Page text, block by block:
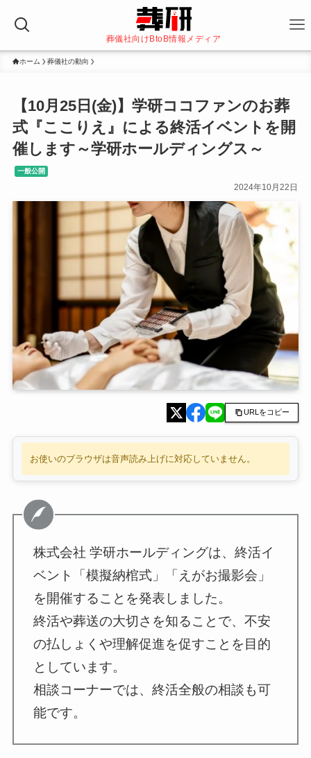
葬儀社向けBtoB情報メディア
ホーム 葬儀社の動向
【10月25日(金)】学研ココファンのお葬
式『ここりえ』による終活イベントを開
催します～学研ホールディングス～
一般公開
2024年10月22日
URLをコピー
お使いのブラウザは音声読み上げに対応していません。
株式会社 学研ホールディングは、終活イ
ベント「模擬納棺式」「えがお撮影会」
を開催することを発表しました。
終活や葬送の大切さを知ることで、不安
の払しょくや理解促進を促すことを目的
としています。
相談コーナーでは、終活全般の相談も可
能です。